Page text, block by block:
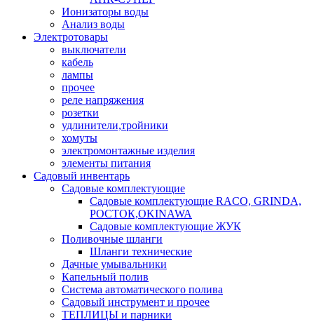
Ионизаторы воды
Анализ воды
Электротовары
выключатели
кабель
лампы
прочее
реле напряжения
розетки
удлинители,тройники
хомуты
электромонтажные изделия
элементы питания
Садовый инвентарь
Садовые комплектующие
Садовые комплектующие RACO, GRINDA,
РОСТОК,OKINAWA
Садовые комплектующие ЖУК
Поливочные шланги
Шланги технические
Дачные умывальники
Капельный полив
Система автоматического полива
Садовый инструмент и прочее
ТЕПЛИЦЫ и парники